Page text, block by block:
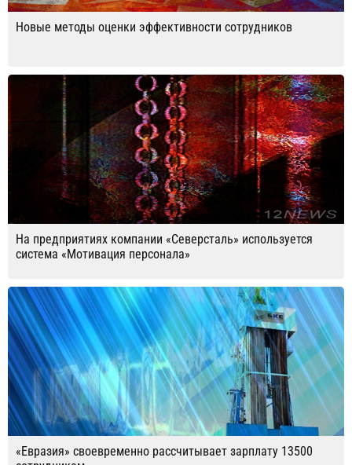
Новые методы оценки эффективности сотрудников
На предприятиях компании «Северсталь» используется
система «Мотивация персонала»
«Евразия» своевременно рассчитывает зарплату 13500